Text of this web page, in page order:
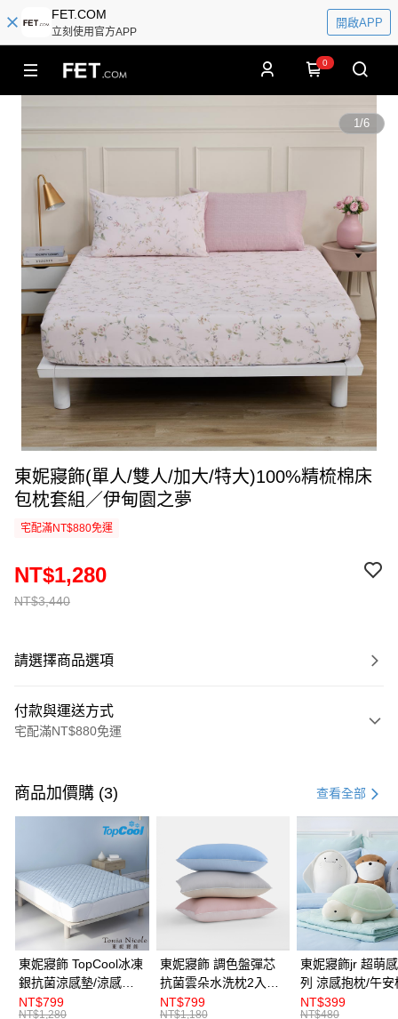
FET.COM
立刻使用官方APP
開啟APP
0
1/6
東妮寢飾(單人/雙人/加大/特大)100%精梳棉床
包枕套組／伊甸園之夢
宅配滿NT$880免運
NT$3,440
NT$1,280
請選擇商品選項
付款與運送方式
宅配滿NT$880免運
信用卡一次付款
悠遊付
Google Pay
全盈+PAY
ATM付款
商品加價購 (3) 查看全部
東妮寢飾 TopCool冰凍
銀抗菌涼感墊/涼感保
潔墊-8色任選(單人/雙
NT$799
NT$1,280
東妮寢飾 調色盤彈芯
抗菌雲朵水洗枕2入組
(多款任選)
NT$799
NT$1,180
東妮寢飾jr 超萌感凍系
列 涼感抱枕/午安
NT$399
NT$480